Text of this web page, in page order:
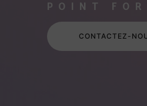
POINT
CONTACTEZ-